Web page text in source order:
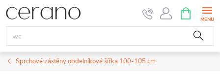
Přejít
na
obsah
NÁKUPNÍ
KOŠÍK
Sprchové zástěny obdelníkové šířka 100-105 cm